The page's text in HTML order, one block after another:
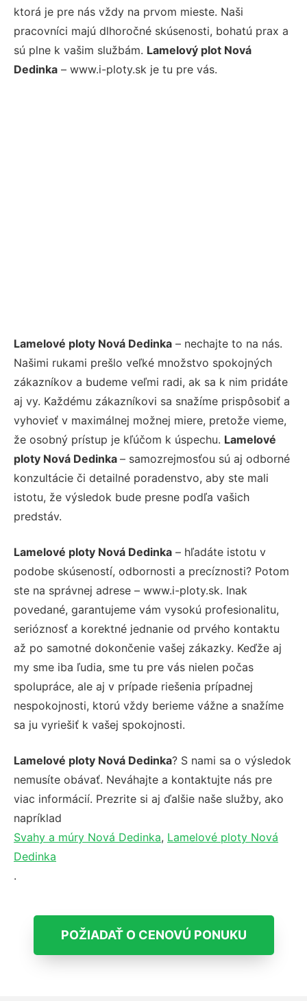
ktorá je pre nás vždy na prvom mieste. Naši
pracovníci majú dlhoročné skúsenosti, bohatú prax a
sú plne k vašim službám. Lamelový plot Nová
Dedinka – www.i-ploty.sk je tu pre vás.
Lamelové ploty Nová Dedinka – nechajte to na nás.
Našimi rukami prešlo veľké množstvo spokojných
zákazníkov a budeme veľmi radi, ak sa k nim pridáte
aj vy. Každému zákazníkovi sa snažíme prispôsobiť a
vyhovieť v maximálnej možnej miere, pretože vieme,
že osobný prístup je kľúčom k úspechu. Lamelové
ploty Nová Dedinka – samozrejmosťou sú aj odborné
konzultácie či detailné poradenstvo, aby ste mali
istotu, že výsledok bude presne podľa vašich
predstáv.
Lamelové ploty Nová Dedinka – hľadáte istotu v
podobe skúseností, odbornosti a precíznosti? Potom
ste na správnej adrese – www.i-ploty.sk. Inak
povedané, garantujeme vám vysokú profesionalitu,
serióznosť a korektné jednanie od prvého kontaktu
až po samotné dokončenie vašej zákazky. Keďže aj
my sme iba ľudia, sme tu pre vás nielen počas
spolupráce, ale aj v prípade riešenia prípadnej
nespokojnosti, ktorú vždy berieme vážne a snažíme
sa ju vyriešiť k vašej spokojnosti.
Lamelové ploty Nová Dedinka? S nami sa o výsledok
nemusíte obávať. Neváhajte a kontaktujte nás pre
viac informácií. Prezrite si aj ďalšie naše služby, ako
napríklad
Svahy a múry Nová Dedinka, Lamelové ploty Nová
Dedinka
.
POŽIADAŤ O CENOVÚ PONUKU